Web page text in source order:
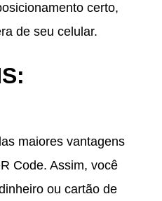
certo,
de seu celular.
maiores vantagens
Code. Assim, você
ou cartão de